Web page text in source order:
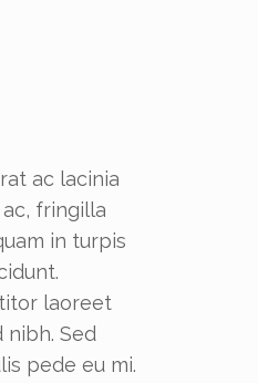
ac lacinia
fringilla
in turpis
laoreet
nibh. Sed
pede eu mi.